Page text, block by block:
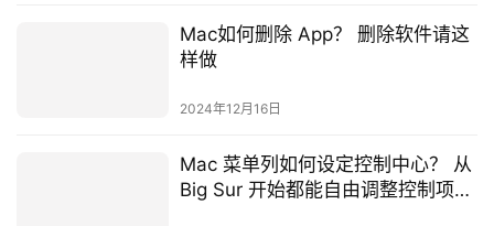
Mac如何删除 App？ 删除软件请这
样做
2024年12月16日
Mac 菜单列如何设定控制中心？ 从
Big Sur 开始都能自由调整控制项